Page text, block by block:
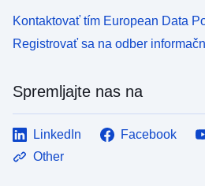
Kontaktovať tím European Data
Registrovať sa na odber
Spremljajte nas na
LinkedIn Facebook
Other